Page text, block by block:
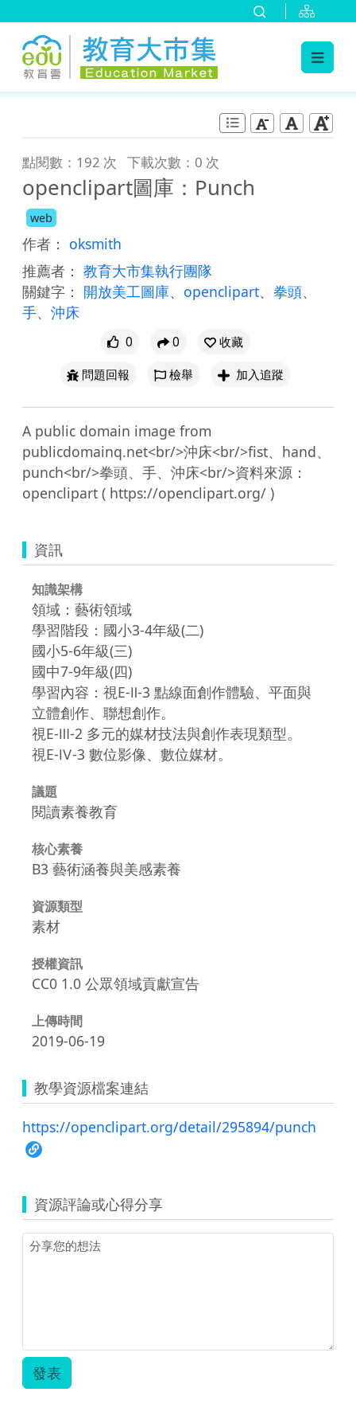
點閱數：192 次 下載次數：0 次
openclipart圖庫：Punch
web
作者： oksmith
推薦者： 教育大市集執行團隊
關鍵字： 開放美工圖庫、 openclipart、 拳頭、
手、 沖床
0 0
收藏
問題回報
檢舉 加入追蹤
A public domain image from
publicdomainq.net<br/>沖床<br/>fist、hand、
punch<br/>拳頭、手、沖床<br/>資料來源：
資訊
知識架構
領域：藝術領域
學習階段：國小3-4年級(二)
國小5-6年級(三)
國中7-9年級(四)
學習內容：視E-Ⅱ-3 點線面創作體驗、平面與
立體創作、聯想創作。
視E-Ⅲ-2 多元的媒材技法與創作表現類型。
視E-Ⅳ-3 數位影像、數位媒材。
議題
閱讀素養教育
核心素養
B3 藝術涵養與美感素養
資源類型
素材
授權資訊
CC0 1.0 公眾領域貢獻宣告
上傳時間
2019-06-19
教學資源檔案連結
https://openclipart.org/detail/295894/punch
資源評論或心得分享
發表